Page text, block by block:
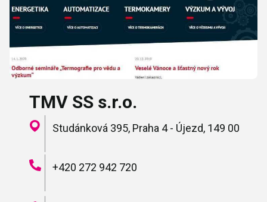
TMV SS s.r.o.
Studánková 395, Praha 4 - Újezd, 149 00
+420 272 942 720